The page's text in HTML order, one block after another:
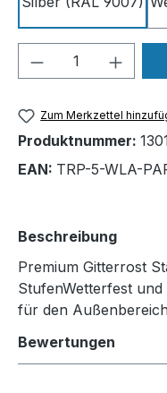
Produkt
Zum Merkzettel
Produktnummer:
EAN: TRP-5-WLA-
Beschreibung
Premium Gitterrost
StufenWetterfest
für den
Bewertungen